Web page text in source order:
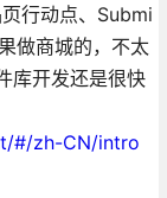
行动点、Submi
做商城的，不太
库开发还是很快
#/zh-CN/intro